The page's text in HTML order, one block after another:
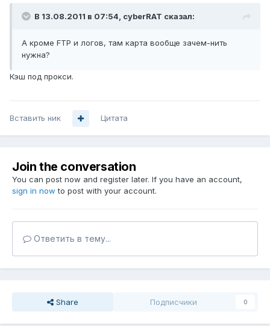
В 13.08.2011 в 07:54, cyberRAT сказал:
А кроме FTP и логов, там карта вообще зачем-нить
нужна?
Кэш под прокси.
Вставить ник Цитата
Join the conversation
You can post now and register later. If you have an account,
sign in now to post with your account.
Ответить в тему...
Share Подписчики 0